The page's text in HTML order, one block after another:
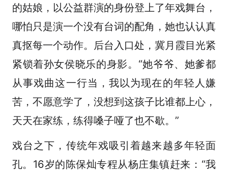
的姑娘，以公益群演的身份登上了年戏舞台，
哪怕只是演一个没有台词的配角，她也认认真
真抠每一个动作。后台入口处，冀月霞目光紧
紧锁着孙女侯晓乐的身影。“她爷爷、她爹都
从事戏曲这一行当，我以为现在的年轻人嫌
苦，不愿意学了，没想到这孩子比谁都上心，
天天在家练，练得嗓子哑了也不歇。”
戏台之下，传统年戏吸引着越来越多年轻面
孔。16岁的陈保灿专程从杨庄集镇赶来：“我